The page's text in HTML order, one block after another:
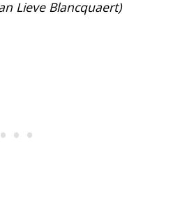
Lieve Blancquaert)